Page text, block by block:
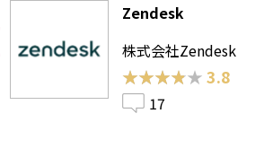
Zendesk
株式会社Zendesk
★★★★★
★★★★★ 3.8
17